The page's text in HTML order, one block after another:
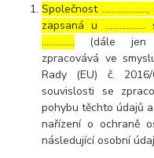
Společnost
zapsaná u ……………..
………….. (dále jen
zpracovává ve
Rady (EU) č.
souvislosti se
pohybu těchto údajů
nařízení o ochraně
následující osobní